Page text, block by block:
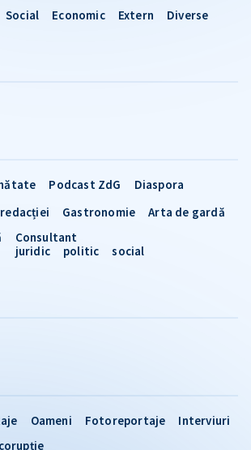
Social Economic Extern Diverse
Oameni Fotoreportaje
Interviuri
Podcast ZdG
Diaspora
Gastronomie
Arta de gardă
Consultant
juridic
politic social